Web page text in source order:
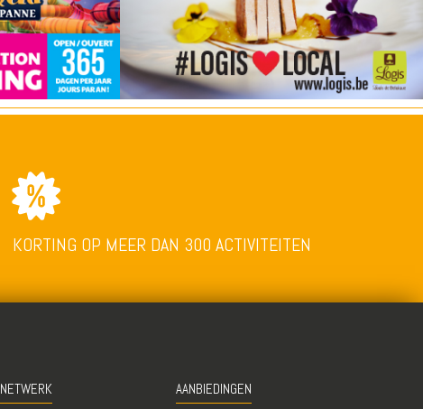
KORTING OP MEER DAN 300 ACTIVITEITEN
NETWERK AANBIEDINGEN